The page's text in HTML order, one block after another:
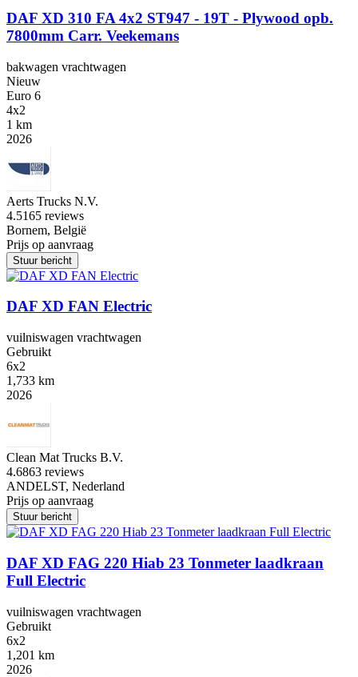
DAF XD 310 FA 4x2 ST947 - 19T - Plywood opb.
7800mm Carr. Veekemans
bakwagen vrachtwagen
Nieuw
Euro 6
4x2
1 km
2026
Aerts Trucks N.V.
4.5165 reviews
Bornem, België
Prijs op aanvraag
Stuur bericht
DAF XD FAN Electric
vuilniswagen vrachtwagen
Gebruikt
6x2
1,733 km
2026
Clean Mat Trucks B.V.
4.6863 reviews
ANDELST, Nederland
Prijs op aanvraag
Stuur bericht
DAF XD FAG 220 Hiab 23 Tonmeter laadkraan
Full Electric
vuilniswagen vrachtwagen
Gebruikt
6x2
1,201 km
2026